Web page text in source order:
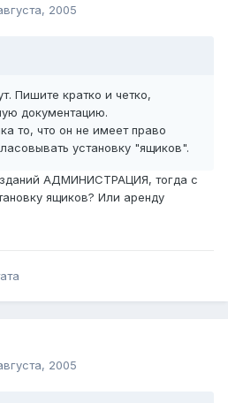
2005
Пишите кратко и четко,
документацию.
то, что он не имеет право
установку "ящиков".
АДМИНИСТРАЦИЯ, тогда с
ящиков? Или аренду
2005